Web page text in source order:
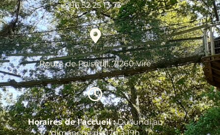
06 52 25 13 73
Route de Poiseuil, 71260 Viré
Horaires de l’accueil :Du lundi au
dimanche de 17h à 19h